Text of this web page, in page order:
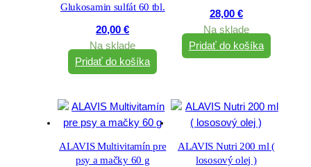
Glukosamin sulfát 60 tbl.
20,00€
Na sklade
Pridať do košíka
28,00 €
Na sklade
Pridať do košíka
ALAVIS Multivitamín pre
psy a mačky 60 g
ALAVIS Nutri 200 ml (
lososový olej )